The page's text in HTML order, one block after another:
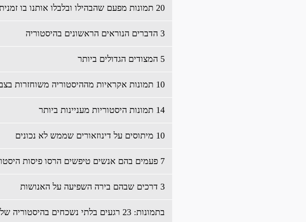
20 תמונות מפעם שהבהילו ובלבלו אותנו בו זמנית
3 הדברים הנוראים הראשונים בהיסטוריה
5 המצודים הגדולים ביותר
10 תמונות אקראיות מההיסטוריה משוחזרות בצבעים
14 תמונות היסטוריות מעניינות ביותר
10 מיתוסים על דינוזאורים שממש לא נכונים
7 פעמים בהם אנשים טיפשים הרסו פיסות היסטוריה
3 דרכים שבהם בירה השפיעה על האנושות
בתמונות: 23 רגעים בלתי נשכחים בהיסטוריה של אמריקה